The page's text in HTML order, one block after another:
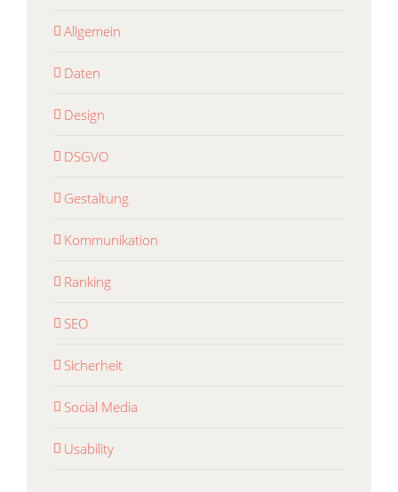
Allgemein
Daten
Design
DSGVO
Gestaltung
Kommunikation
Ranking
SEO
Sicherheit
Social Media
Usability